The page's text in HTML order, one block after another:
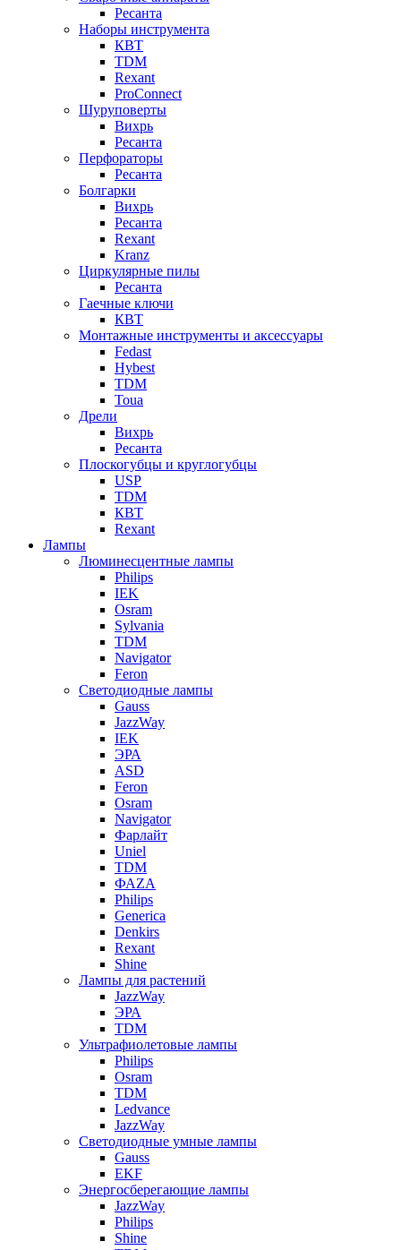
Ресанта
Наборы инструмента
КВТ
TDM
Rexant
ProConnect
Шуруповерты
Вихрь
Ресанта
Перфораторы
Ресанта
Болгарки
Вихрь
Ресанта
Rexant
Kranz
Циркулярные пилы
Ресанта
Гаечные ключи
КВТ
Монтажные инструменты и аксессуары
Fedast
Hybest
TDM
Toua
Дрели
Вихрь
Ресанта
Плоскогубцы и круглогубцы
USP
TDM
КВТ
Rexant
Лампы
Люминесцентные лампы
Philips
IEK
Osram
Sylvania
TDM
Navigator
Feron
Светодиодные лампы
Gauss
JazzWay
IEK
ЭРА
ASD
Feron
Osram
Navigator
Фарлайт
Uniel
TDM
ФАZА
Philips
Generica
Denkirs
Rexant
Shine
Лампы для растений
JazzWay
ЭРА
TDM
Ультрафиолетовые лампы
Philips
Osram
TDM
Ledvance
JazzWay
Светодиодные умные лампы
Gauss
EKF
Энергосберегающие лампы
JazzWay
Philips
Shine